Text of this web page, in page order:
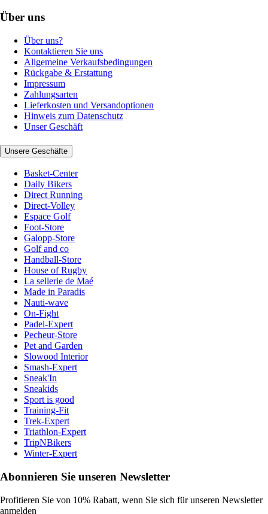
Über uns
Über uns?
Kontaktieren Sie uns
Allgemeine Verkaufsbedingungen
Rückgabe & Erstattung
Impressum
Zahlungsarten
Lieferkosten und Versandoptionen
Hinweis zum Datenschutz
Unser Geschäft
Unsere Geschäfte
Basket-Center
Daily Bikers
Direct Running
Direct-Volley
Espace Golf
Foot-Store
Galopp-Store
Golf and co
Handball-Store
House of Rugby
La sellerie de Maé
Made in Paradis
Nauti-wave
On-Fight
Padel-Expert
Pecheur-Store
Pet and Garden
Slowood Interior
Smash-Expert
Sneak'In
Sneakids
Sport is good
Training-Fit
Trek-Expert
Triathlon-Expert
TripNBikers
Winter-Expert
Abonnieren Sie unseren Newsletter
Profitieren Sie von 10% Rabatt, wenn Sie sich für unseren Newsletter
anmelden